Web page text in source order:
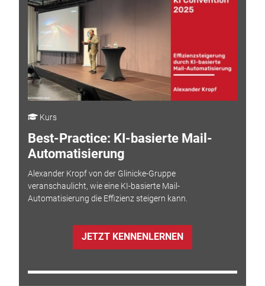
Kurs
Best-Practice: KI-basierte Mail-
Automatisierung
Alexander Kropf von der Glinicke-Gruppe
veranschaulicht, wie eine KI-basierte Mail-
Automatisierung die Effizienz steigern kann.
JETZT KENNENLERNEN